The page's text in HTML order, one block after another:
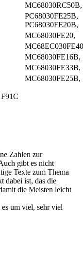
MC68030RC50B,
PC68030FE25B,
PC68030FE20B,
MC68030FE20,
MC68030FE16B,
MC68030FE33B,
MC68030FE25B,
Zahlen zur
gibt es nicht
Texte zum Thema
dabei ist, das die
die Meisten leicht
um viel, sehr viel